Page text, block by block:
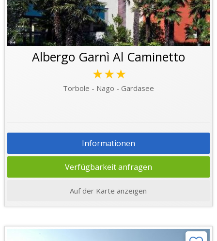
Albergo Garnì Al Caminetto
★★★
Torbole - Nago - Gardasee
Informationen
Verfügbarkeit anfragen
Auf der Karte anzeigen